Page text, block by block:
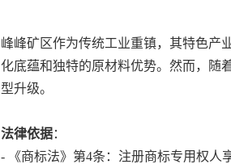
峰峰矿区作为传统工业重镇，其特色产
化底蕴和独特的原材料优势。然而，随
型升级。
法律依据：
- 《商标法》第4条：注册商标专用权人